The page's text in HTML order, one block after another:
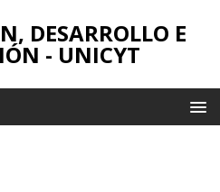
DESARROLLO E
- UNICYT